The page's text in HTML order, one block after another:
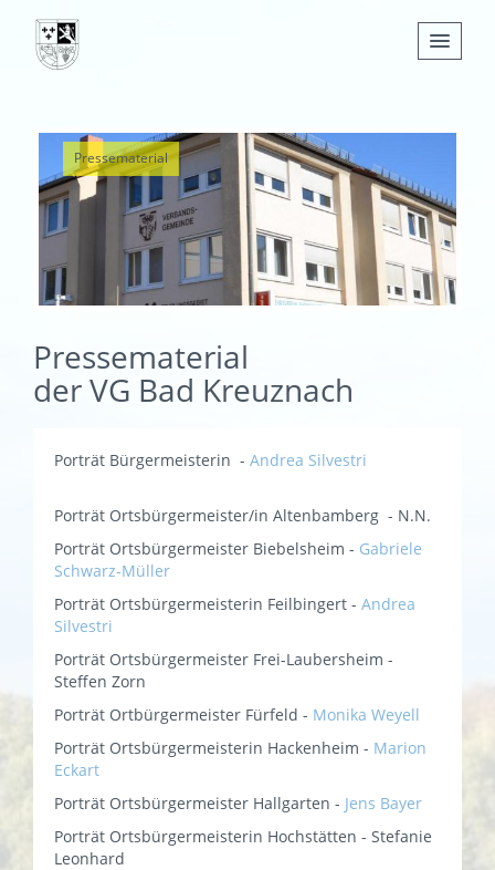
Nachrichten
Leben
Verwaltung
Tourismus
Gemeinden
Pressematerial
Pressematerial
der VG Bad Kreuznach
Porträt Bürgermeisterin - Andrea Silvestri
Porträt Ortsbürgermeister/in Altenbamberg - N.N.
Porträt Ortsbürgermeister Biebelsheim - Gabriele
Schwarz-Müller
Porträt Ortsbürgermeisterin Feilbingert - Andrea
Silvestri
Porträt Ortsbürgermeister Frei-Laubersheim -
Steffen Zorn
Porträt Ortbürgermeister Fürfeld - Monika Weyell
Porträt Ortsbürgermeisterin Hackenheim - Marion
Eckart
Porträt Ortsbürgermeister Hallgarten - Jens Bayer
Porträt Ortsbürgermeisterin Hochstätten - Stefanie
Leonhard